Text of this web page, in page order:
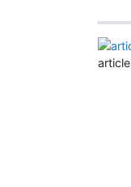
article